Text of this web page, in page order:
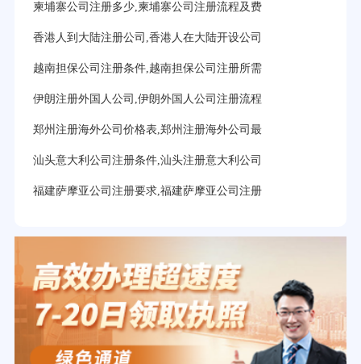
柬埔寨公司注册多少,柬埔寨公司注册流程及费
香港人到大陆注册公司,香港人在大陆开设公司
越南担保公司注册条件,越南担保公司注册所需
伊朗注册外国人公司,伊朗外国人公司注册流程
郑州注册海外公司价格表,郑州注册海外公司最
汕头意大利公司注册条件,汕头注册意大利公司
福建萨摩亚公司注册要求,福建萨摩亚公司注册